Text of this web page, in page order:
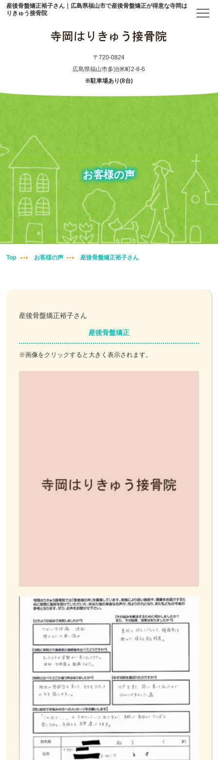
産後骨盤矯正裕子さん｜広島県福山市で産後骨盤矯正が得意な寺岡は
りきゅう接骨院
〒720-0824
広島県福山市多治米町2-8-6
※駐車場あり(8台)
初めての方へ
アクセス
メニュー・料金表
産後骨盤矯正
妊婦整体
冷え性改善
お問い合わせ
お客様の声
Top お客様の声 産後骨盤矯正裕子さん
産後骨盤矯正裕子さん
産後骨盤矯正
※画像をクリックすると大きく表示されます。